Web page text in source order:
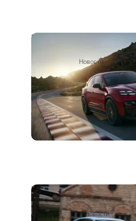
Батарейный Porsche
получил
Новости
Porsche всё же
Macan, но может
12 марта 2025Новости